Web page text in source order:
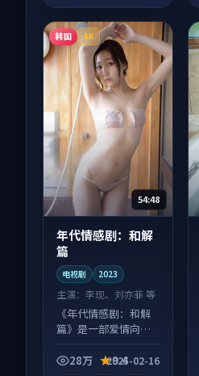
韩国 4K
54:48
年代情感剧：和解
篇
电视剧 2023
主演： 李现、刘亦菲 等
《年代情感剧：和解
篇》是一部爱情向电
发酵，适合周末一口
28万 9.4
2025-02-16